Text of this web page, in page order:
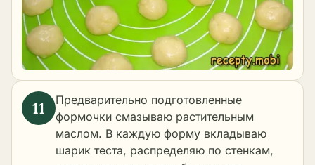
Предварительно подготовленные
формочки смазываю растительным
маслом. В каждую форму вкладываю
шарик теста, распределяю по стенкам,